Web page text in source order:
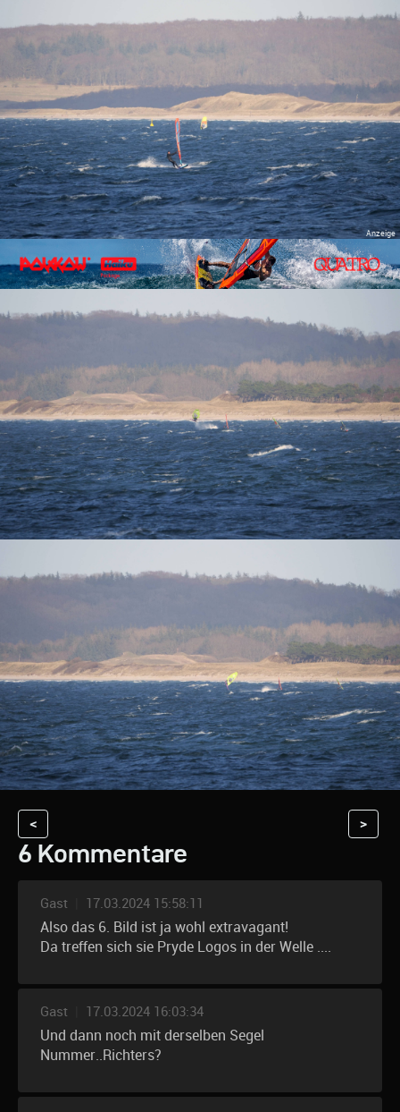
< >
6 Kommentare
Gast 17.03.2024 15:58:11
Also das 6. Bild ist ja wohl extravagant!
Da treffen sich sie Pryde Logos in der Welle ....
Gast 17.03.2024 16:03:34
Und dann noch mit derselben Segel
Nummer..Richters?